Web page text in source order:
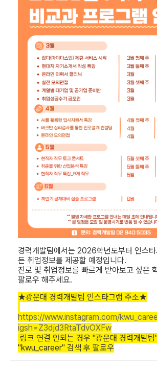
경력개발팀에서는 2026학년도부터 인스
든 취업정보를 제공할 예정입니다.
진로 및 취업정보를 빠르게 받아보고 싶은
팔로우 해주세요.
★광운대 경력개발팀 인스타그램 주소★
https://www.instagram.com/
igsh=Z3djd3RtaTdvOXFw
링크 연결 안되는 경우 "광운대 경력개발
"kwu_career" 검색 후 팔로우